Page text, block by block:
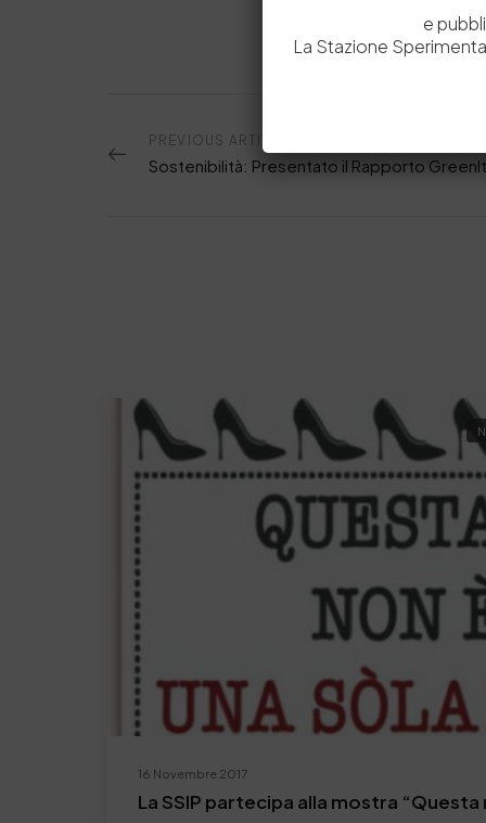
PREVIOUS ARTICOLO
16 Novembre 2017
La SSIP partecipa alla mostra “Questa
e
La Stazione